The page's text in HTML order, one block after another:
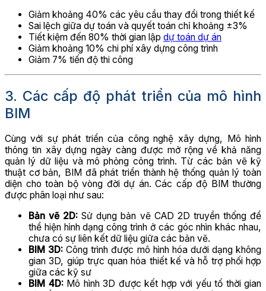
Giảm khoảng 40% các yêu cầu thay đổi trong thiết kế
Sai lệch giữa dự toán và quyết toán chỉ khoảng ±3%
Tiết kiệm đến 80% thời gian lập dự toán dự án
Giảm khoảng 10% chi phí xây dựng công trình
Giảm 7% tiến độ thi công
3. Các cấp độ phát triển của mô hình
BIM
Cùng với sự phát triển của công nghệ xây dựng, Mô hình
thông tin xây dựng ngày càng được mở rộng về khả năng
quản lý dữ liệu và mô phỏng công trình. Từ các bản vẽ kỹ
thuật cơ bản, BIM đã phát triển thành hệ thống quản lý toàn
diện cho toàn bộ vòng đời dự án. Các cấp độ BIM thường
được phân loại như sau:
Bản vẽ 2D: Sử dụng bản vẽ CAD 2D truyền thống để
thể hiện hình dạng công trình ở các góc nhìn khác nhau,
chưa có sự liên kết dữ liệu giữa các bản vẽ.
BIM 3D: Công trình được mô hình hóa dưới dạng không
gian 3D, giúp trực quan hóa thiết kế và hỗ trợ phối hợp
giữa các kỹ sư
BIM 4D:Mô hình 3D được kết hợp với yếu tố thời gian